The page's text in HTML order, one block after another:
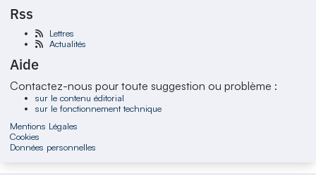
Rss
Lettres
Actualités
Aide
Contactez-nous pour toute suggestion ou problème :
sur le contenu éditorial
sur le fonctionnement technique
Mentions Légales
Cookies
Données personnelles